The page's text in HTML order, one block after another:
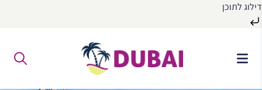
דילוג לתוכן
התוכן